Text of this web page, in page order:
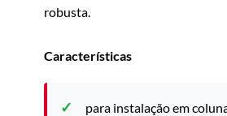
robusta.
Características
para instalação em